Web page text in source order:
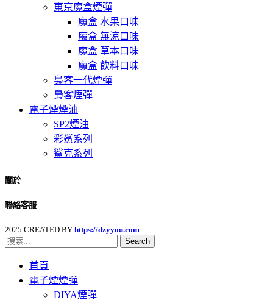
東京魔盒煙彈
魔盒 水果口味
魔盒 無涼口味
魔盒 草本口味
魔盒 飲料口味
梟客一代煙彈
梟客煙彈
電子煙煙油
SP2煙油
彩鯊系列
鯊克系列
關於
聯絡客服
2025 CREATED BY https://dzyyou.com
Search
首頁
電子煙煙彈
DIYA煙彈